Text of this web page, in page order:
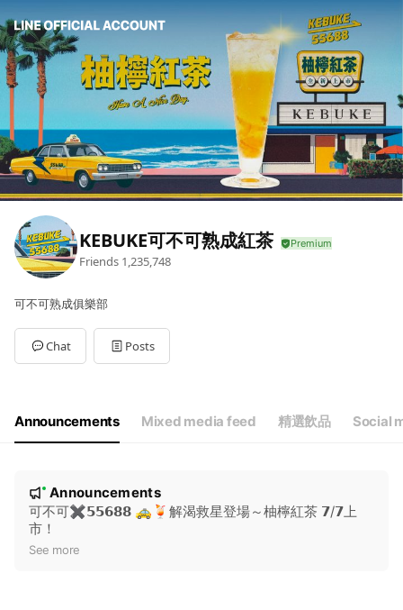
KEBUKE可不可熟成紅茶
Friends 1,235,748
可不可熟成俱樂部
Chat Posts
Announcements Mixed media feed 精選飲品 Social
New
Announcements
可不可✖𝟱𝟱𝟲𝟴𝟴 🚕🍹解渴救星登場～柚檸紅茶 𝟳/𝟳上
市！
See more